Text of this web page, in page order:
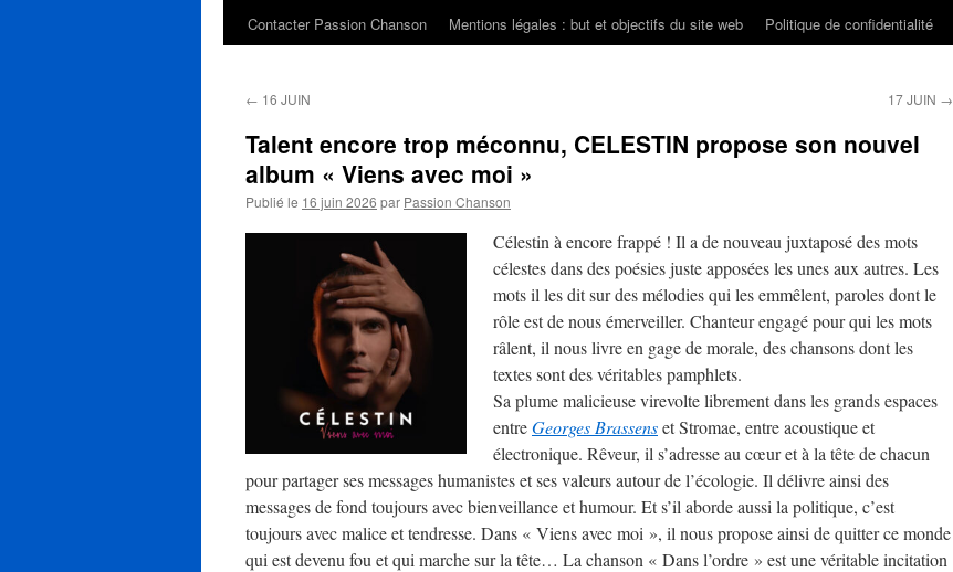
Contacter Passion Chanson
Mentions légales : but et objectifs du site web Politique de confidentialité
← 16 JUIN 17 JUIN →
Talent encore trop méconnu, CELESTIN propose son nouvel
album « Viens avec moi »
Publié le 16 juin 2026 par Passion Chanson
Célestin à encore frappé ! Il a de nouveau juxtaposé des mots
célestes dans des poésies juste apposées les unes aux autres. Les
mots il les dit sur des mélodies qui les emmêlent, paroles dont le
rôle est de nous émerveiller. Chanteur engagé pour qui les mots
râlent, il nous livre en gage de morale, des chansons dont les
textes sont des véritables pamphlets.
Sa plume malicieuse virevolte librement dans les grands espaces
entreGeorges Brassenset Stromae, entre acoustique et
électronique. Rêveur, il s’adresse au cœur et à la tête de chacun
pour partager ses messages humanistes et ses valeurs autour de l’écologie. Il délivre ainsi des
messages de fond toujours avec bienveillance et humour. Et s’il aborde aussi la politique, c’est
toujours avec malice et tendresse. Dans « Viens avec moi », il nous propose ainsi de quitter ce monde
qui est devenu fou et qui marche sur la tête… La chanson « Dans l’ordre » est une véritable incitation